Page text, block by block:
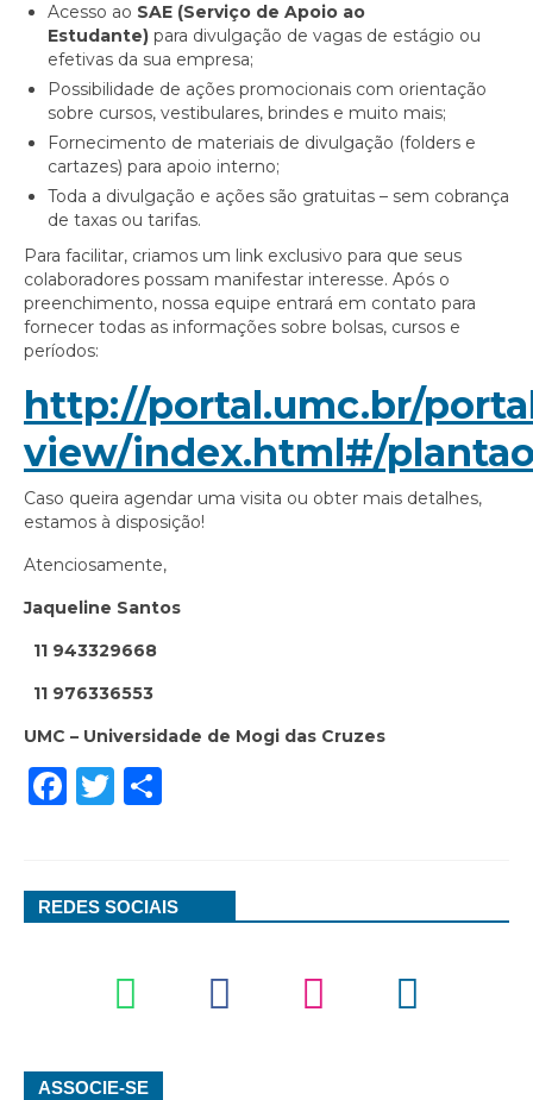
Acesso ao SAE (Serviço de Apoio ao
Estudante) para divulgação de vagas de estágio ou
efetivas da sua empresa;
Possibilidade de ações promocionais com orientação
sobre cursos, vestibulares, brindes e muito mais;
Fornecimento de materiais de divulgação (folders e
cartazes) para apoio interno;
Toda a divulgação e ações são gratuitas – sem cobrança
de taxas ou tarifas.
Para facilitar, criamos um link exclusivo para que seus
colaboradores possam manifestar interesse. Após o
preenchimento, nossa equipe entrará em contato para
fornecer todas as informações sobre bolsas, cursos e
períodos:
http://portal.umc.br/
view/index.html#/
Caso queira agendar uma visita ou obter mais detalhes,
estamos à disposição!
Atenciosamente,
Jaqueline Santos
11 943329668
11 976336553
UMC – Universidade de Mogi das Cruzes
Facebook
Twitter
REDES SOCIAIS
ASSOCIE-SE